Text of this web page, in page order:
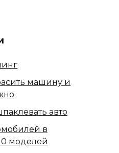
машину и
авто
в
моделей